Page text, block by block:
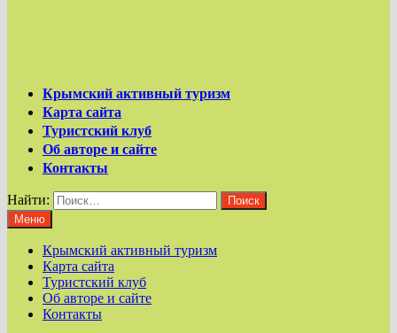
Крымский активный туризм
Карта сайта
Туристский клуб
Об авторе и сайте
Контакты
Найти:
Меню
Крымский активный туризм
Карта сайта
Туристский клуб
Об авторе и сайте
Контакты